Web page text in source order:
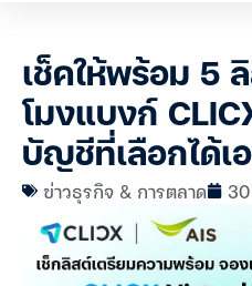
เช็คให้พร้อม 5
โมงแบงก์
บัญชีที่เลือกได้เ
ข่าวธุรกิจ & การตลาด